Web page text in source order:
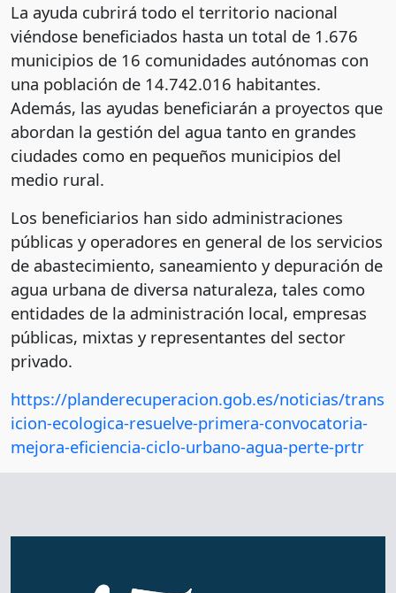
La ayuda cubrirá todo el territorio nacional
viéndose beneficiados hasta un total de 1.676
municipios de 16 comunidades autónomas con
una población de 14.742.016 habitantes.
Además, las ayudas beneficiarán a proyectos que
abordan la gestión del agua tanto en grandes
ciudades como en pequeños municipios del
medio rural.
Los beneficiarios han sido administraciones
públicas y operadores en general de los servicios
de abastecimiento, saneamiento y depuración de
agua urbana de diversa naturaleza, tales como
entidades de la administración local, empresas
públicas, mixtas y representantes del sector
privado.
https://planderecuperacion.gob.es/noticias/trans
icion-ecologica-resuelve-primera-convocatoria-
mejora-eficiencia-ciclo-urbano-agua-perte-prtr